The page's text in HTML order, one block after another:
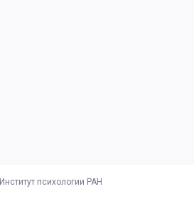
Институт психологии РАН